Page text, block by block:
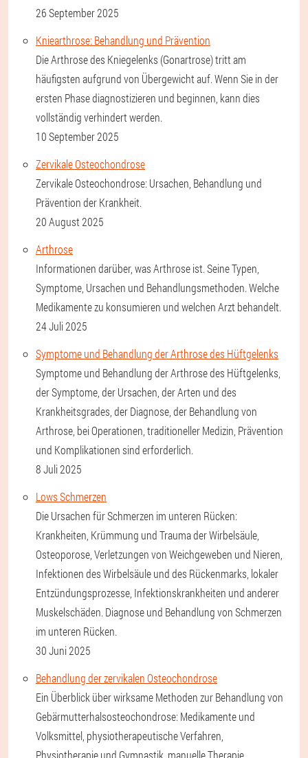
26 September 2025
Kniearthrose: Behandlung und Prävention
Die Arthrose des Kniegelenks (Gonartrose) tritt am
häufigsten aufgrund von Übergewicht auf. Wenn Sie in der
ersten Phase diagnostizieren und beginnen, kann dies
vollständig verhindert werden.
10 September 2025
Zervikale Osteochondrose
Zervikale Osteochondrose: Ursachen, Behandlung und
Prävention der Krankheit.
20 August 2025
Arthrose
Informationen darüber, was Arthrose ist. Seine Typen,
Symptome, Ursachen und Behandlungsmethoden. Welche
Medikamente zu konsumieren und welchen Arzt behandelt.
24 Juli 2025
Symptome und Behandlung der Arthrose des Hüftgelenks
Symptome und Behandlung der Arthrose des Hüftgelenks,
der Symptome, der Ursachen, der Arten und des
Krankheitsgrades, der Diagnose, der Behandlung von
Arthrose, bei Operationen, traditioneller Medizin, Prävention
und Komplikationen sind erforderlich.
8 Juli 2025
Lows Schmerzen
Die Ursachen für Schmerzen im unteren Rücken:
Krankheiten, Krümmung und Trauma der Wirbelsäule,
Osteoporose, Verletzungen von Weichgeweben und Nieren,
Infektionen des Wirbelsäule und des Rückenmarks, lokaler
Entzündungsprozesse, Infektionskrankheiten und anderer
Muskelschäden. Diagnose und Behandlung von Schmerzen
im unteren Rücken.
30 Juni 2025
Behandlung der zervikalen Osteochondrose
Ein Überblick über wirksame Methoden zur Behandlung von
Gebärmutterhalsosteochondrose: Medikamente und
Volksmittel, physiotherapeutische Verfahren,
Physiotherapie und Gymnastik, manuelle Therapie.